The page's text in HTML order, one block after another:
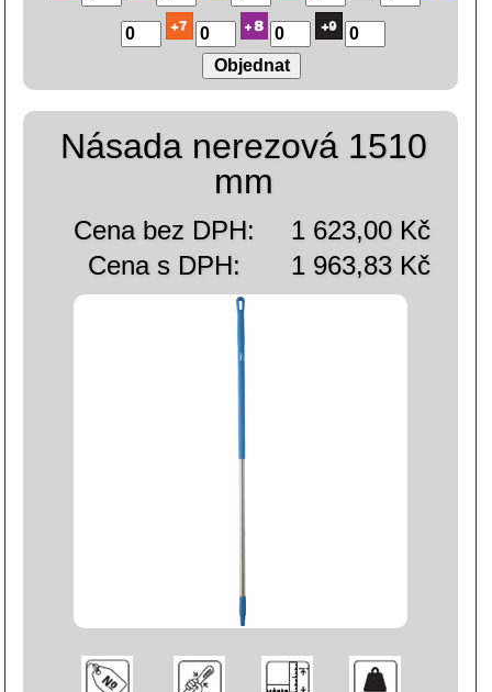
Násada nerezová 1510
mm
Cena bez DPH:
1 623,00 Kč
Cena s DPH:
1 963,83 Kč